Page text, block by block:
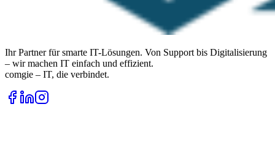
Ihr Partner für smarte IT-Lösungen. Von Support bis Digitalisierung
– wir machen IT einfach und effizient.
comgie – IT, die verbindet.